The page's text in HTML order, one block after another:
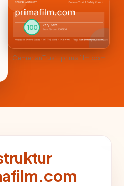
CemerlanTrust · primafilm.com